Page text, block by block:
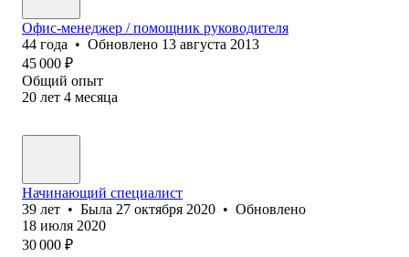
Офис-менеджер / помощник руководителя
44 года • Обновлено 13 августа 2013
45 000 ₽
Общий опыт
20 лет 4 месяца
Начинающий специалист
39 лет • Была 27 октября 2020 • Обновлено
18 июля 2020
30 000 ₽